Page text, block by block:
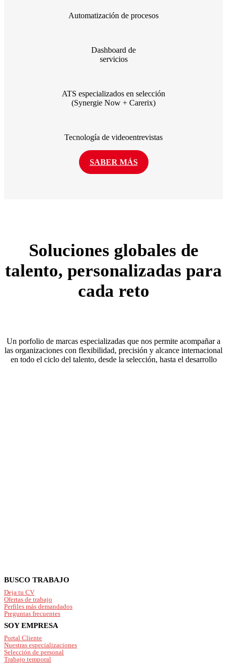
Automatización de procesos
Dashboard de
servicios
ATS especializados en selección
(Synergie Now + Carerix)
Tecnología de videoentrevistas
SABER MÁS
Soluciones globales de
talento, personalizadas para
cada reto
Un porfolio de marcas especializadas que nos permite acompañar a
las organizaciones con flexibilidad, precisión y alcance internacional
en todo el ciclo del talento, desde la selección, hasta el desarrollo
Footer
BUSCO TRABAJO
Deja tu CV
Ofertas de trabajo
Perfiles más demandados
Preguntas frecuentes
SOY EMPRESA
Portal Cliente
Nuestras especializaciones
Selección de personal
Trabajo temporal